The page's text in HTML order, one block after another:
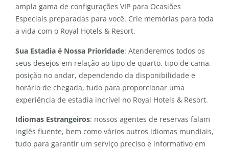
ampla gama de configurações VIP para Ocasiões
Especiais preparadas para você. Crie memórias para toda
a vida com o Royal Hotels & Resort.
Sua Estadia é Nossa Prioridade: Atenderemos todos os
seus desejos em relação ao tipo de quarto, tipo de cama,
posição no andar, dependendo da disponibilidade e
horário de chegada, tudo para proporcionar uma
experiência de estadia incrível no Royal Hotels & Resort.
Idiomas Estrangeiros: nossos agentes de reservas falam
inglês fluente, bem como vários outros idiomas mundiais,
tudo para garantir um serviço preciso e informativo em